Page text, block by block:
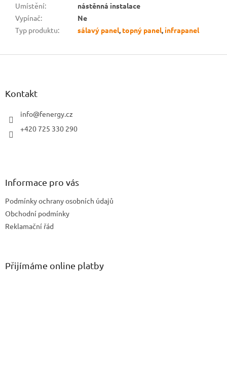
Umístění:
nástěnná instalace
Vypínač:
Ne
Typ produktu: sálavý panel,topný panel, infrapanel
Z
Kontakt
info@fenergy.cz
+420 725 330 290
Informace pro vás
Podmínky ochrany osobních údajů
Obchodní podmínky
Reklamační řád
Přijímáme online platby